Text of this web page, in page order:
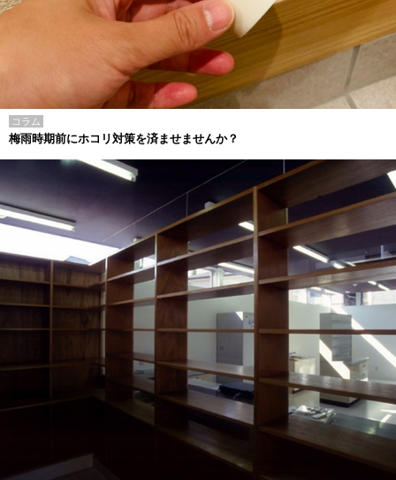
コラム
梅雨時期前にホコリ対策を済ませませんか？